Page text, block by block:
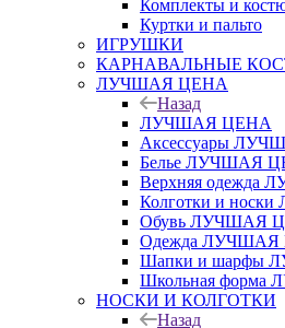
Комплекты и
Куртки и пальто
ИГРУШКИ
КАРНАВАЛЬНЫЕ
ЛУЧШАЯ ЦЕНА
Назад
ЛУЧШАЯ ЦЕНА
Аксессуары
Белье ЛУЧШАЯ
Верхняя
Колготки и
Обувь ЛУЧШАЯ
Одежда ЛУЧШАЯ
Шапки и шарфы
Школьная
НОСКИ И КОЛГОТКИ
Назад